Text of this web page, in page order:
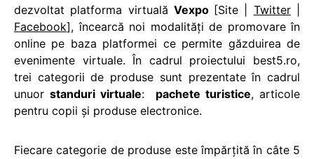
dezvoltat platforma virtuală Vexpo [Site | Twitter|
Facebook], încearcă noi modalităţi de promovare în
online pe baza platformei ce permite găzduirea de
evenimente virtuale. În cadrul proiectului best5.ro,
trei categorii de produse sunt prezentate în cadrul
unuor standuri virtuale: pachete turistice, articole
pentru copii şi produse electronice.
Fiecare categorie de produse este împărţită în câte 5